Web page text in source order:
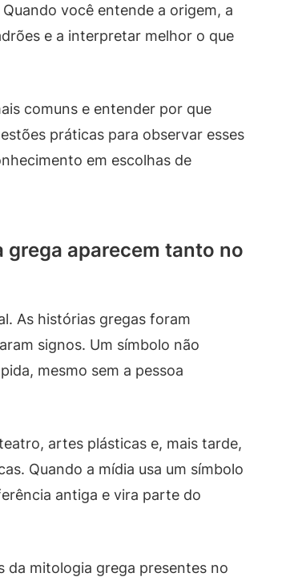
você entende a origem, a
e a interpretar melhor o que
comuns e entender por que
práticas para observar esses
em escolhas de
grega aparecem tanto no
As histórias gregas foram
signos. Um símbolo não
mesmo sem a pessoa
artes plásticas e, mais tarde,
Quando a mídia usa um símbolo
antiga e vira parte do
da mitologia grega presentes no